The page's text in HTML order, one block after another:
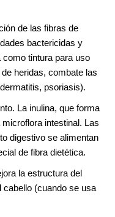
de las fibras de
bactericidas y
tintura para uso
heridas, combate las
psoriasis).
La inulina, que forma
intestinal. Las
digestivo se alimentan
de fibra dietética.
la estructura del
cabello (cuando se usa